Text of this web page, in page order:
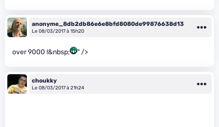
anonyme_8db2db86e6e8bfd8080de99876638d13
Le 08/03/2017 à 15h20
over 9000 !&nbsp; " />
choukky
Le 08/03/2017 à 21h24